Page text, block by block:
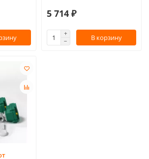
5 714 ₽
В корзину